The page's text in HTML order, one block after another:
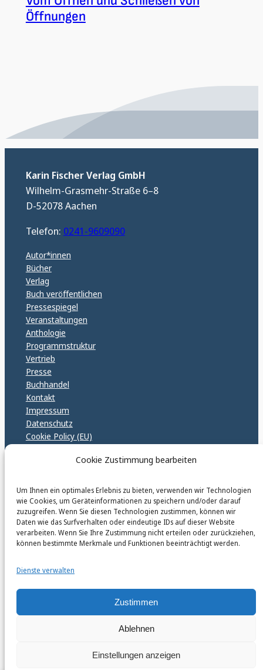
Cookie Zustimmung bearbeiten
Um Ihnen ein optimales Erlebnis zu bieten, verwenden wir Technologien
wie Cookies, um Geräteinformationen zu speichern und/oder darauf
zuzugreifen. Wenn Sie diesen Technologien zustimmen, können wir
Daten wie das Surfverhalten oder eindeutige IDs auf dieser Website
verarbeiten. Wenn Sie Ihre Zustimmung nicht erteilen oder zurückziehen,
können bestimmte Merkmale und Funktionen beeinträchtigt werden.
Dienste verwalten
Zustimmen
Ablehnen
Einstellungen anzeigen
Öffnungen
Karin Fischer Verlag GmbH
Wilhelm-Grasmehr-Straße 6–8
D-52078 Aachen
Telefon: 0241-9609090
Autor*innen
Bücher
Verlag
Buch veröffentlichen
Pressespiegel
Veranstaltungen
Anthologie
Programmstruktur
Vertrieb
Presse
Buchhandel
Kontakt
Impressum
Datenschutz
Cookie Policy (EU)
karinfischerverlag_ac
@karinfischerverlag_ac
Follow